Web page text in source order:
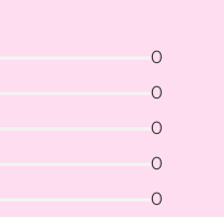
0
0
0
0
0